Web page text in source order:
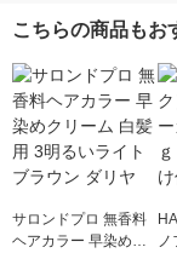
こちらの商品もお
サロンドプロ 無香料
ヘアカラー 早染めク